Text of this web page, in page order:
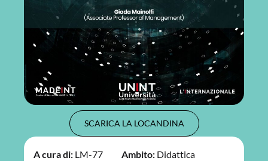
SCARICA LA LOCANDINA
A cura di: LM-77 Ambito: Didattica